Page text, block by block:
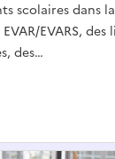
scolaires dans
EVARS, des
des…